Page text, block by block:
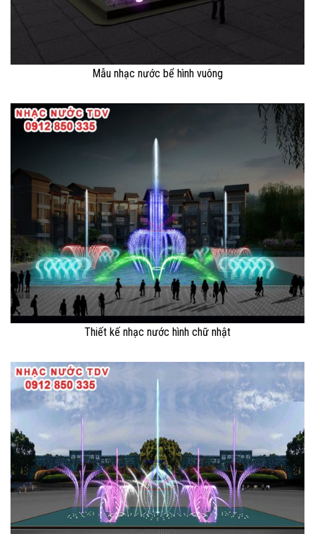
Mẫu nhạc nước bể hình vuông
Thiết kế nhạc nước hình chữ nhật